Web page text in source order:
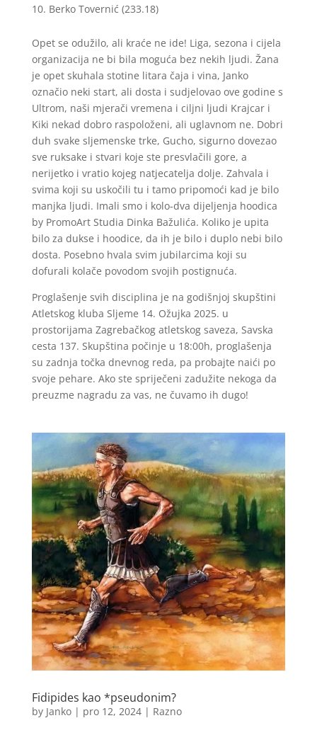
Berko Tovernić (233.18)
Opet se odužilo, ali kraće ne ide! Liga, sezona i cijela
organizacija ne bi bila moguća bez nekih ljudi. Žana
je opet skuhala stotine litara čaja i vina, Janko
označio neki start, ali dosta i sudjelovao ove godine s
Ultrom, naši mjerači vremena i ciljni ljudi Krajcar i
Kiki nekad dobro raspoloženi, ali uglavnom ne. Dobri
duh svake sljemenske trke, Gucho, sigurno dovezao
sve ruksake i stvari koje ste presvlačili gore, a
nerijetko i vratio kojeg natjecatelja dolje. Zahvala i
svima koji su uskočili tu i tamo pripomoći kad je bilo
manjka ljudi. Imali smo i kolo-dva dijeljenja hoodica
by PromoArt Studia Dinka Bažulića. Koliko je upita
bilo za dukse i hoodice, da ih je bilo i duplo nebi bilo
dosta. Posebno hvala svim jubilarcima koji su
dofurali kolače povodom svojih postignuća.
Proglašenje svih disciplina je na godišnjoj skupštini
Atletskog kluba Sljeme 14. Ožujka 2025. u
prostorijama Zagrebačkog atletskog saveza, Savska
cesta 137. Skupština počinje u 18:00h, proglašenja
su zadnja točka dnevnog reda, pa probajte naići po
svoje pehare. Ako ste spriječeni zadužite nekoga da
preuzme nagradu za vas, ne čuvamo ih dugo!
Fidipides kao *pseudonim?
by Janko| pro 12, 2024| Razno